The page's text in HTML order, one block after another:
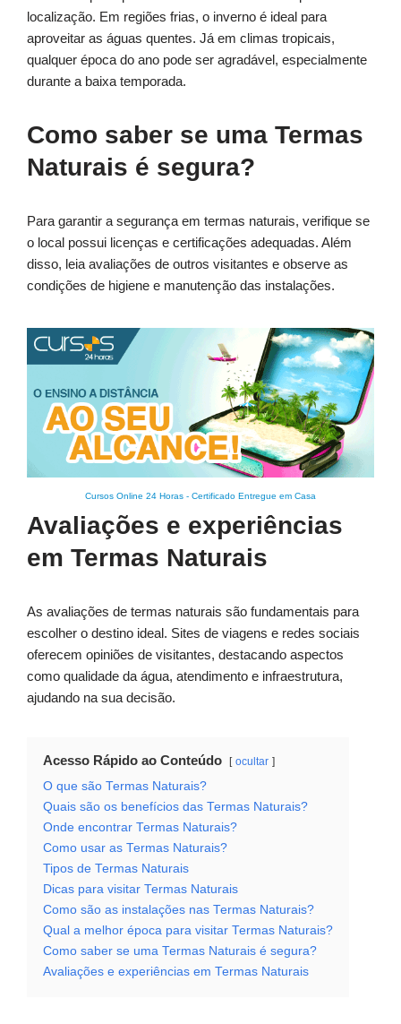
localização. Em regiões frias, o inverno é ideal para
aproveitar as águas quentes. Já em climas tropicais,
qualquer época do ano pode ser agradável, especialmente
durante a baixa temporada.
Como saber se uma Termas
Naturais é segura?
Para garantir a segurança em termas naturais, verifique se
o local possui licenças e certificações adequadas. Além
disso, leia avaliações de outros visitantes e observe as
condições de higiene e manutenção das instalações.
Cursos Online 24 Horas - Certificado Entregue em Casa
Avaliações e experiências
em Termas Naturais
As avaliações de termas naturais são fundamentais para
escolher o destino ideal. Sites de viagens e redes sociais
oferecem opiniões de visitantes, destacando aspectos
como qualidade da água, atendimento e infraestrutura,
ajudando na sua decisão.
Acesso Rápido ao Conteúdo ocultar
O que são Termas Naturais?
Quais são os benefícios das Termas Naturais?
Onde encontrar Termas Naturais?
Como usar as Termas Naturais?
Tipos de Termas Naturais
Dicas para visitar Termas Naturais
Como são as instalações nas Termas Naturais?
Qual a melhor época para visitar Termas Naturais?
Como saber se uma Termas Naturais é segura?
Avaliações e experiências em Termas Naturais